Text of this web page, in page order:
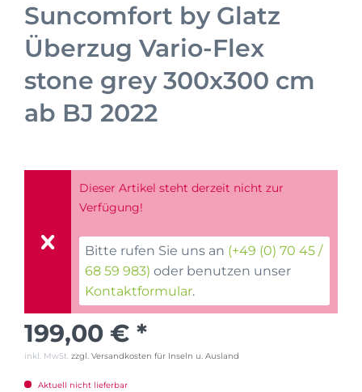
Suncomfort by Glatz
Überzug Vario-Flex
stone grey 300x300 cm
ab BJ 2022
Dieser Artikel steht derzeit nicht zur
Verfügung!
Bitte rufen Sie uns an (+49 (0) 70 45 /
68 59 983) oder benutzen unser
Kontaktformular.
199,00 € *
inkl. MwSt. zzgl. Versandkosten für Inseln u. Ausland
Aktuell nicht lieferbar